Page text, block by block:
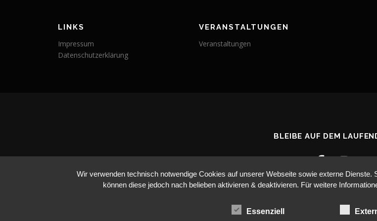
LINKS
Impressum
Datenschutzerklärung
VERANSTALTUNGEN
Veranstaltungen
BLEIBE AUF DEM
Wir verwenden technisch notwendige Cookies auf unserer Webseite sowie externe
können diese jedoch nach belieben aktivieren & deaktivieren. Für weitere
Essenziell